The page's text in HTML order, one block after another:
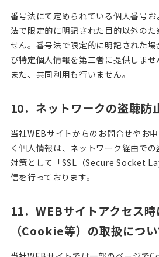
番号法にて定められている個人番号
法で限定的に明記された目的以外の
せん。番号法で限定的に明記された
び特定個人情報を第三者に提供しませ
また、共同利用も行いません。
10．ネットワークの盗聴防
当社WEBサイトからのお問合せやお
く個人情報は、ネットワーク経由で
対策として「SSL（Secure Socket
信を行っております。
11．WEBサイトアクセス
（Cookie等）の取扱につ